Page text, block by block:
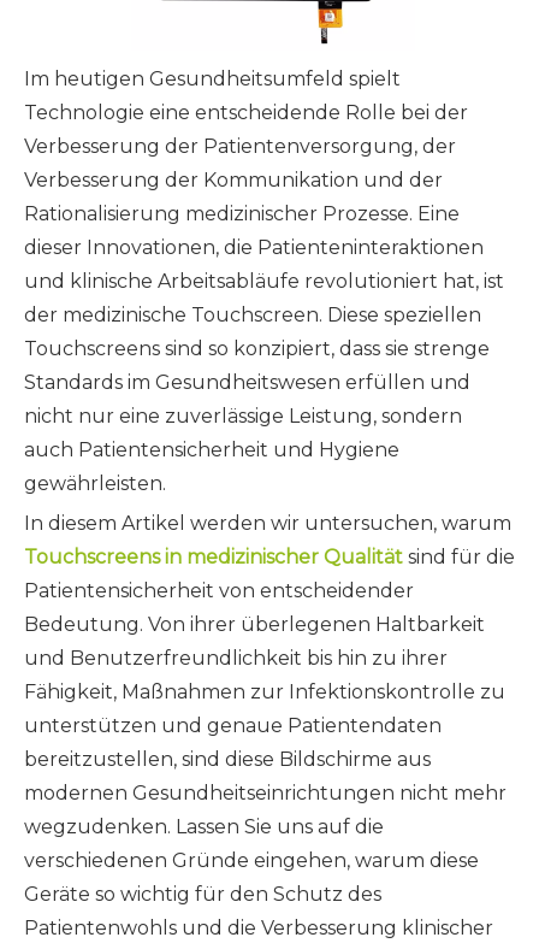
Im heutigen Gesundheitsumfeld spielt
Technologie eine entscheidende Rolle bei der
Verbesserung der Patientenversorgung, der
Verbesserung der Kommunikation und der
Rationalisierung medizinischer Prozesse. Eine
dieser Innovationen, die Patienteninteraktionen
und klinische Arbeitsabläufe revolutioniert hat, ist
der medizinische Touchscreen. Diese speziellen
Touchscreens sind so konzipiert, dass sie strenge
Standards im Gesundheitswesen erfüllen und
nicht nur eine zuverlässige Leistung, sondern
auch Patientensicherheit und Hygiene
gewährleisten.
In diesem Artikel werden wir untersuchen, warum
Touchscreens in medizinischer Qualität sind für die
Patientensicherheit von entscheidender
Bedeutung. Von ihrer überlegenen Haltbarkeit
und Benutzerfreundlichkeit bis hin zu ihrer
Fähigkeit, Maßnahmen zur Infektionskontrolle zu
unterstützen und genaue Patientendaten
bereitzustellen, sind diese Bildschirme aus
modernen Gesundheitseinrichtungen nicht mehr
wegzudenken. Lassen Sie uns auf die
verschiedenen Gründe eingehen, warum diese
Geräte so wichtig für den Schutz des
Patientenwohls und die Verbesserung klinischer